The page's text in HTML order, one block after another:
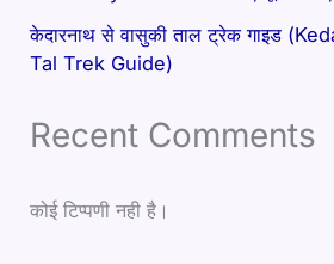
केदारनाथ से वासुकी ताल ट्रेक गाइड
Tal Trek Guide)
Recent Comments
कोई टिप्पणी नही है।